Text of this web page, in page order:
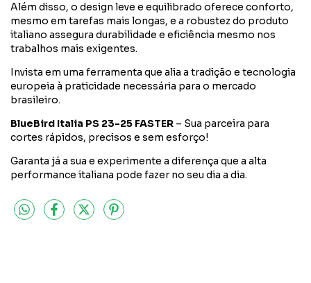
Além disso, o design leve e equilibrado oferece conforto,
mesmo em tarefas mais longas, e a robustez do produto
italiano assegura durabilidade e eficiência mesmo nos
trabalhos mais exigentes.
Invista em uma ferramenta que alia a tradição e tecnologia
europeia à praticidade necessária para o mercado
brasileiro.
BlueBird Italia PS 23-25 FASTER – Sua parceira para
cortes rápidos, precisos e sem esforço!
Garanta já a sua e experimente a diferença que a alta
performance italiana pode fazer no seu dia a dia.